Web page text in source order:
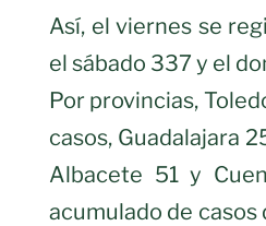
Así, el viernes se
el sábado 337 y el
Por provincias,
casos, Guadalajara
Albacete 51 y
acumulado de casos